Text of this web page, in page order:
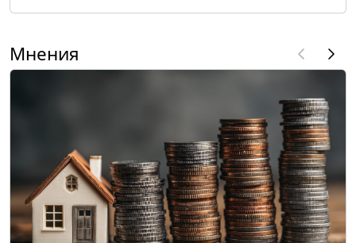
Мнения